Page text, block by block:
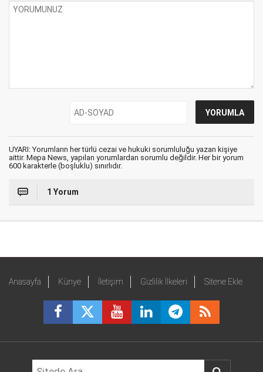
UYARI: Yorumların her türlü cezai ve hukuki sorumluluğu yazan kişiye
aittir. Mepa News, yapılan yorumlardan sorumlu değildir. Her bir yorum
600 karakterle (boşluklu) sınırlıdır.
1 Yorum
Anasayfa Künye İletişim Gizlilik İlkeleri Sitene Ekle